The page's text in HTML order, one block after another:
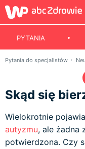
PYTANIA
Pytania do specjalistów
Skąd się
Wielokrotnie
autyzmu, ale żadna
potwierdzona. Czy